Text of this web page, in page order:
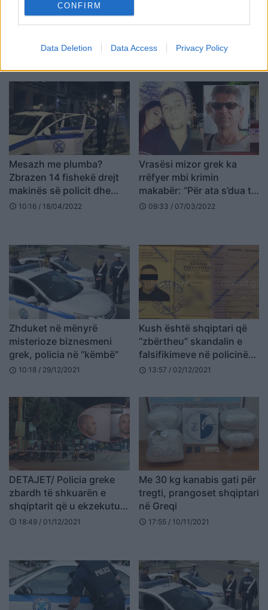
CONFIRM
Data Deletion Data Access Privacy Policy
Policia greke përgjon
gazetarët? Aplikacioni i
çojnë në qarqet më të
intime të grave të tyre,
shqiptarë
21:14 / 08/05/2022
Mesazh me plumba?
Zbrazen 14 fishekë drejt
makinës së policit dhe
gruas së tij
schedule 10:16 / 18/04/2022
Vrasësi mizor grek ka
rrëfyer mbi krimin
makabër: “Për ata s’dua të
flas, e di që për ta nuk ka
schedule 09:33 / 07/03/2022
Zhduket në mënyrë
misterioze biznesmeni
grek, policia në “këmbë”
schedule 10:18 / 29/12/2021
Kush është shqiptari që
“zbërtheu” skandalin e
falsifikimeve në policinë
greke, “rrengu” që e vuri
schedule 13:57 / 02/12/2021
DETAJET/ Policia greke
zbardh të shkuarën e
shqiptarit që u ekzekutua
pranë biznesit të tij
schedule 18:49 / 01/12/2021
Me 30 kg kanabis gati për
tregti, prangoset shqiptari
në Greqi
schedule 17:55 / 10/11/2021